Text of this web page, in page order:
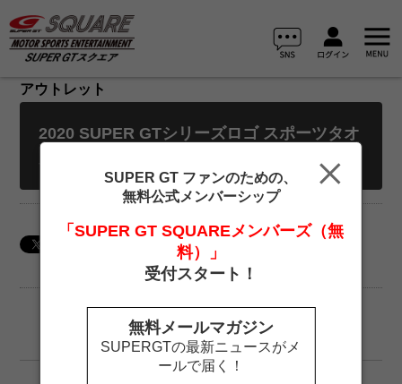
アウトレット
2020 SUPER GTシリーズロゴ スポーツタオ
SUPER GT ファンのための、
無料公式メンバーシップ
「SUPER GT SQUAREメンバーズ（無
料）」
受付スタート！
無料メールマガジン
SUPERGTの最新ニュースがメ
ールで届く！